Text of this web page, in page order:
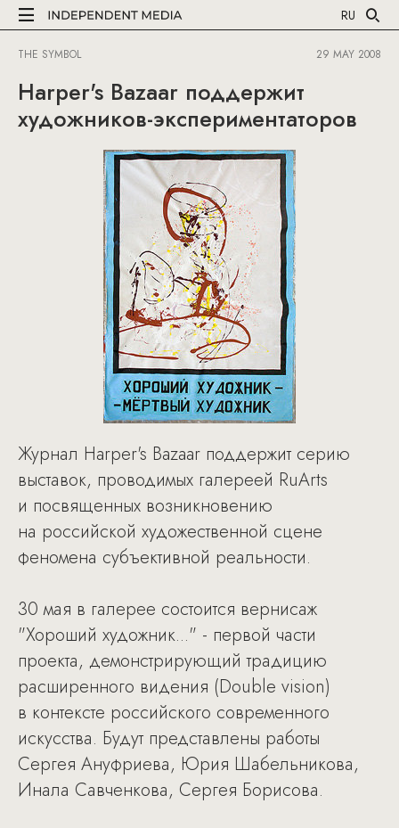
RU
THE SYMBOL 29 MAY 2008
Harper's Bazaar поддержит
художников-экспериментаторов
Журнал Harper's Bazaar поддержит серию
выставок, проводимых галереей RuArts
и посвященных возникновению
на российской художественной сцене
феномена субъективной реальности.
30 мая в галерее состоится вернисаж
"Хороший художник..." - первой части
проекта, демонстрирующий традицию
расширенного видения (Double vision)
в контексте российского современного
искусства. Будут представлены работы
Сергея Ануфриева, Юрия Шабельникова,
Инала Савченкова, Сергея Борисова.